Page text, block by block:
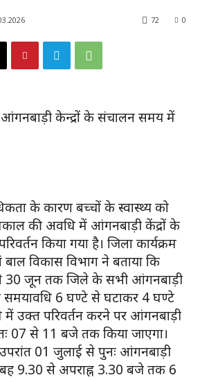
0
72
आंगनबाड़ी केन्द्रों के संचालन समय में
के कारण बच्चों के स्वास्थ्य को
की अवधि में आंगनबाड़ी केंद्रों के
किया गया है। जिला कार्यक्रम
बाल विकास विभाग ने बताया कि
30 जून तक जिले के सभी आंगनबाड़ी
समयावधि 6 घण्टे से घटाकर 4 घण्टे
में उक्त परिवर्तन करने पर आंगनबाड़ी
07 से 11 बजे तक किया जाएगा।
उपरांत 01 जुलाई से पुनः आंगनबाड़ी
9.30 से अपराह्न 3.30 बजे तक 6